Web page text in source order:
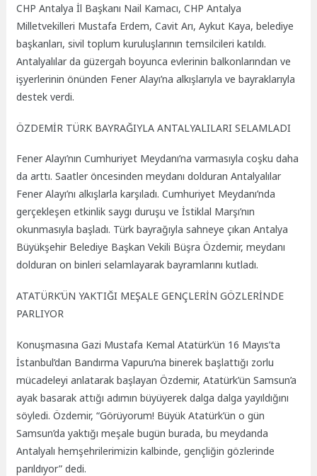
CHP Antalya İl Başkanı Nail Kamacı, CHP Antalya
Milletvekilleri Mustafa Erdem, Cavit Arı, Aykut Kaya, belediye
başkanları, sivil toplum kuruluşlarının temsilcileri katıldı.
Antalyalılar da güzergah boyunca evlerinin balkonlarından ve
işyerlerinin önünden Fener Alayı’na alkışlarıyla ve bayraklarıyla
destek verdi.
ÖZDEMİR TÜRK BAYRAĞIYLA ANTALYALILARI SELAMLADI
Fener Alayı’nın Cumhuriyet Meydanı’na varmasıyla coşku daha
da arttı. Saatler öncesinden meydanı dolduran Antalyalılar
Fener Alayı’nı alkışlarla karşıladı. Cumhuriyet Meydanı’nda
gerçekleşen etkinlik saygı duruşu ve İstiklal Marşı’nın
okunmasıyla başladı. Türk bayrağıyla sahneye çıkan Antalya
Büyükşehir Belediye Başkan Vekili Büşra Özdemir, meydanı
dolduran on binleri selamlayarak bayramlarını kutladı.
ATATÜRK’ÜN YAKTIĞI MEŞALE GENÇLERİN GÖZLERİNDE
PARLIYOR
Konuşmasına Gazi Mustafa Kemal Atatürk’ün 16 Mayıs’ta
İstanbul’dan Bandırma Vapuru’na binerek başlattığı zorlu
mücadeleyi anlatarak başlayan Özdemir, Atatürk’ün Samsun’a
ayak basarak attığı adımın büyüyerek dalga dalga yayıldığını
söyledi. Özdemir, “Görüyorum! Büyük Atatürk’ün o gün
Samsun’da yaktığı meşale bugün burada, bu meydanda
Antalyalı hemşehrilerimizin kalbinde, gençliğin gözlerinde
parıldıyor” dedi.